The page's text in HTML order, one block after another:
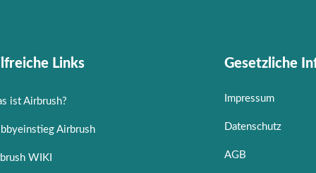
Links
ist Airbrush?
Airbrush
WIKI
Gesetzliche
Impressum
Datenschutz
AGB